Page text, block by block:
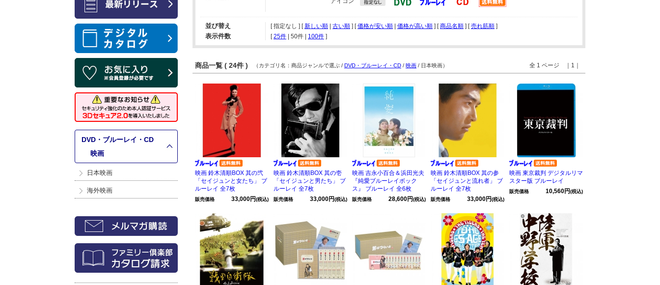
DVD・ブルーレイ・CD
映画
日本映画
海外映画
並び替え [ 指定なし ] [新しい順 古い順 ] [価格が安い順 価格が高い順 ] [商品名順 ] [売れ筋順 ]
表示件数 [ 25件 50件 100件 ]
商品一覧 ( 24件 ) 全 1 ページ ｜1｜
（カテゴリ名：商品ジャンルで選ぶ / DVD・ブルーレイ・CD / 映画 / 日本映画）
映画 鈴木清順BOX 其の弐
「セイジュンと女たち」 ブ
ルーレイ 全7枚
販売価格 33,000円(税込)
映画 鈴木清順BOX 其の壱
「セイジュンと男たち」 ブ
ルーレイ 全7枚
販売価格 33,000円(税込)
映画 吉永小百合＆浜田光夫
『純愛ブルーレイボック
ス』 ブルーレイ 全6枚
販売価格 28,600円(税込)
映画 鈴木清順BOX 其の参
「セイジュンと流れ者」 ブ
ルーレイ 全7枚
販売価格 33,000円(税込)
映画 東京裁判 デジタルリマ
スター版 ブルーレイ
販売価格 10,560円(税込)